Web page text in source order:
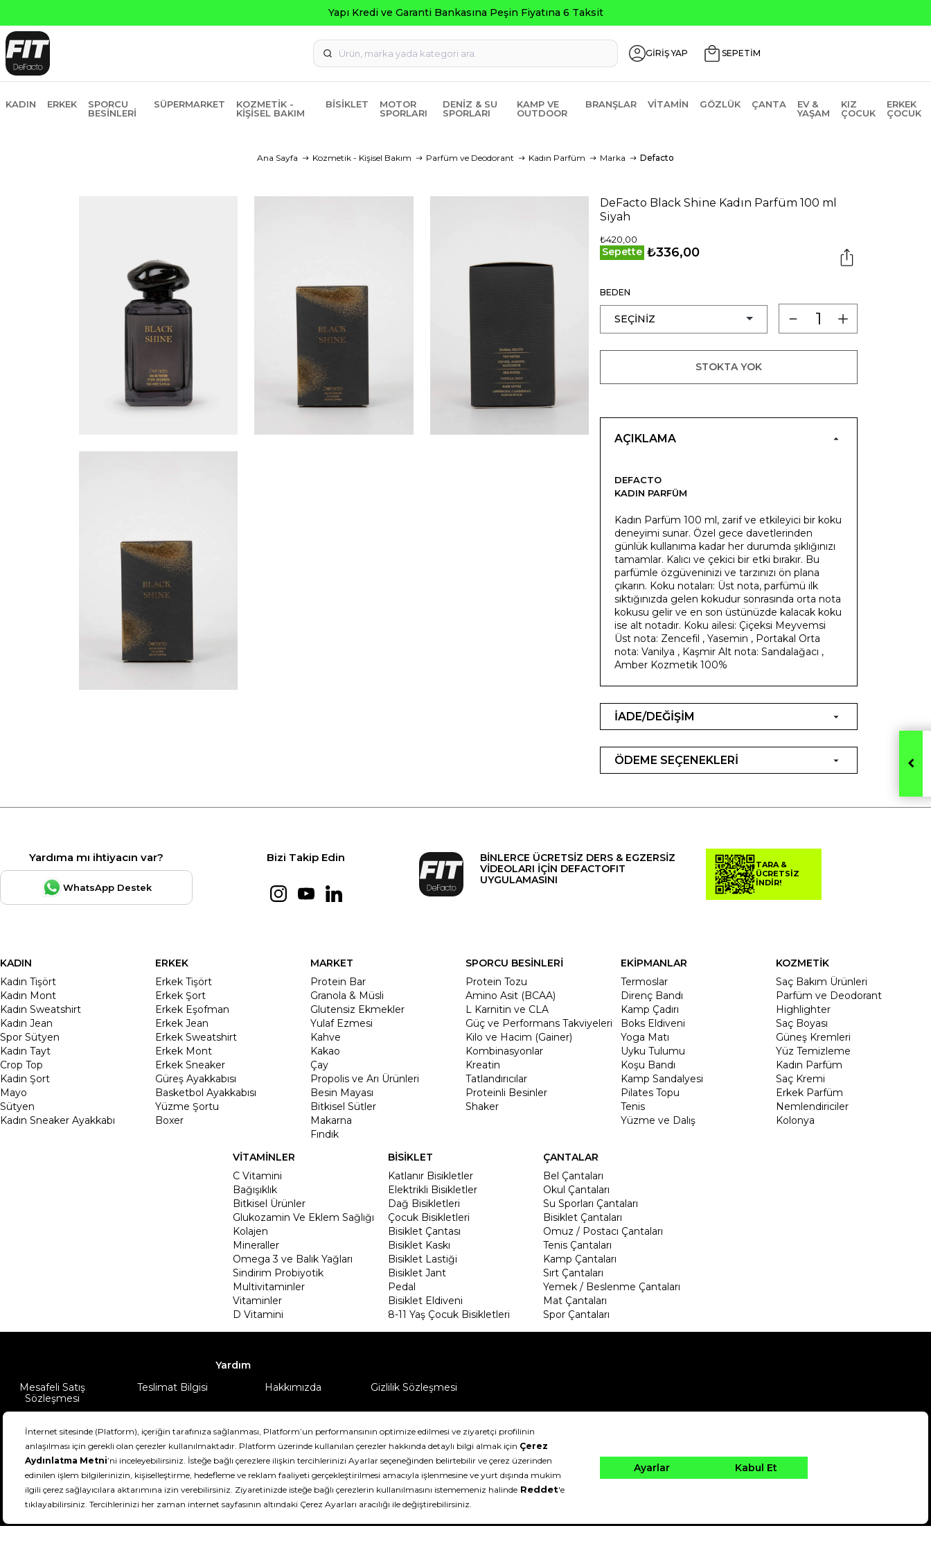
GİRİŞ YAP SEPETİM
KADIN ERKEK
SPORCU
BESINLERI
SÜPERMARKET
KOZMETIK -
KIŞISEL BAKIM
BISIKLET
MOTOR
SPORLARI
DENIZ & SU
SPORLARI
KAMP VE
OUTDOOR
BRANŞLAR VITAMIN GÖZLÜK ÇANTA
EV &
YAŞAM
KIZ
ÇOCUK
ERKEK
ÇOCUK
Ana Sayfa Kozmetik - Kişisel Bakım Parfüm ve Deodorant Kadın Parfüm Marka Defacto
DeFacto Black Shine Kadın Parfüm 100 ml
Siyah
₺420,00
Sepette ₺336,00
BEDEN
STOKTA YOK
AÇIKLAMA
DEFACTO
KADIN PARFÜM
Kadın Parfüm 100 ml, zarif ve etkileyici bir koku
deneyimi sunar. Özel gece davetlerinden
günlük kullanıma kadar her durumda şıklığınızı
tamamlar. Kalıcı ve çekici bir etki bırakır. Bu
parfümle özgüveninizi ve tarzınızı ön plana
çıkarın. Koku notaları: Üst nota, parfümü ilk
sıktığınızda gelen kokudur sonrasında orta nota
kokusu gelir ve en son üstünüzde kalacak koku
ise alt notadır. Koku ailesi: Çiçeksi Meyvemsi
Üst nota: Zencefil , Yasemin , Portakal Orta
nota: Vanilya , Kaşmir Alt nota: Sandalağacı ,
Amber Kozmetik 100%
İADE/DEĞİŞİM
ÖDEME SEÇENEKLERİ
Yardıma mı ihtiyacın var?
WhatsApp Destek
Bizi Takip Edin
BİNLERCE ÜCRETSİZ DERS & EGZERSİZ
VİDEOLARI İÇİN DEFACTOFIT
UYGULAMASINI
TARA &
ÜCRETSİZ
İNDİR!
KADIN
Kadın Tişört
Kadın Mont
Kadın Sweatshirt
Kadın Jean
Spor Sütyen
Kadın Tayt
Crop Top
Kadin Şort
Mayo
Sütyen
Kadın Sneaker Ayakkabı
ERKEK
Erkek Tişört
Erkek Şort
Erkek Eşofman
Erkek Jean
Erkek Sweatshirt
Erkek Mont
Erkek Sneaker
Güreş Ayakkabısı
Basketbol Ayakkabısı
Yüzme Şortu
Boxer
MARKET
Protein Bar
Granola & Müsli
Glutensiz Ekmekler
Yulaf Ezmesi
Kahve
Kakao
Çay
Propolis ve Arı Ürünleri
Besin Mayası
Bitkisel Sütler
Makarna
Fındık
SPORCU BESİNLERİ
Protein Tozu
Amino Asit (BCAA)
L Karnitin ve CLA
Güç ve Performans Takviyeleri
Kilo ve Hacim (Gainer)
Kombinasyonlar
Kreatin
Tatlandırıcılar
Proteinli Besinler
Shaker
EKİPMANLAR
Termoslar
Direnç Bandı
Kamp Çadırı
Boks Eldiveni
Yoga Matı
Uyku Tulumu
Koşu Bandı
Kamp Sandalyesi
Pilates Topu
Tenis
Yüzme ve Dalış
KOZMETİK
Saç Bakım Ürünleri
Parfüm ve Deodorant
Highlighter
Saç Boyası
Güneş Kremleri
Yüz Temizleme
Kadın Parfüm
Saç Kremi
Erkek Parfüm
Nemlendiriciler
Kolonya
VİTAMİNLER
C Vitamini
Bağışıklık
Bitkisel Ürünler
Glukozamin Ve Eklem Sağlığı
Kolajen
Mineraller
Omega 3 ve Balık Yağları
Sindirim Probiyotik
Multivitaminler
Vitaminler
D Vitamini
BİSİKLET
Katlanır Bisikletler
Elektrikli Bisikletler
Dağ Bisikletleri
Çocuk Bisikletleri
Bisiklet Çantası
Bisiklet Kaskı
Bisiklet Lastiği
Bisiklet Jant
Pedal
Bisiklet Eldiveni
8-11 Yaş Çocuk Bisikletleri
ÇANTALAR
Bel Çantaları
Okul Çantaları
Su Sporları Çantaları
Bisiklet Çantaları
Omuz / Postacı Çantaları
Tenis Çantaları
Kamp Çantaları
Sırt Çantaları
Yemek / Beslenme Çantaları
Mat Çantaları
Spor Çantaları
Yardım
Mesafeli Satış
Sözleşmesi
Teslimat Bilgisi Hakkımızda Gizlilik Sözleşmesi
DeFactoFIT ©️ 2022-2026. Tüm hakları saklıdır.